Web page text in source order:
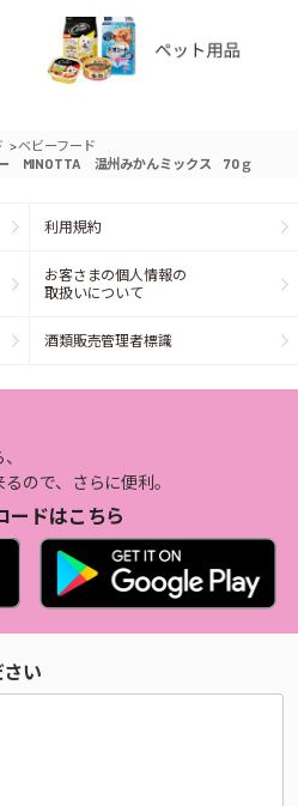
>ベビーフード
MINOTTA 温州みかんミックス 70ｇ
利用規約
お客さまの個人情報の
取扱いについて
酒類販売管理者標識
ので、さらに便利。
ードはこちら
い